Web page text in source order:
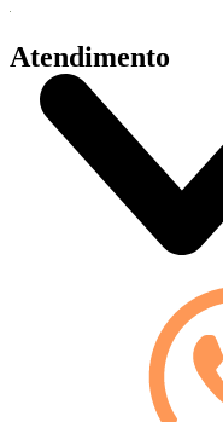
Atendimento